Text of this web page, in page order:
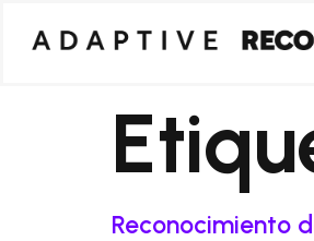
Reconocimiento